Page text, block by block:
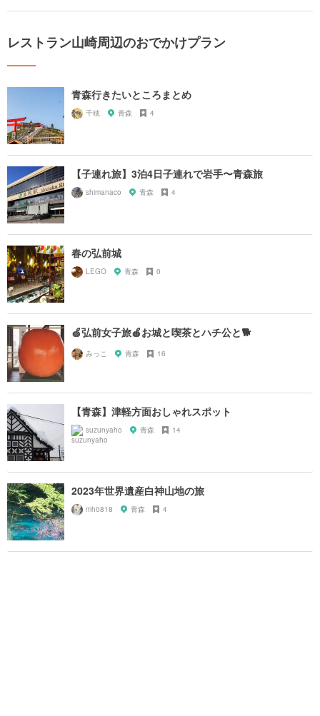
レストラン山崎周辺のおでかけプラン
青森行きたいところまとめ
千穂 青森 4
【子連れ旅】3泊4日子連れで岩手〜青森旅
shimanaco 青森 4
春の弘前城
LEGO 青森 0
🍏弘前女子旅🍎お城と喫茶とハチ公と🐕
みっこ 青森 16
【青森】津軽方面おしゃれスポット
suzunyaho 青森 14
2023年世界遺産白神山地の旅
mh0818 青森 4